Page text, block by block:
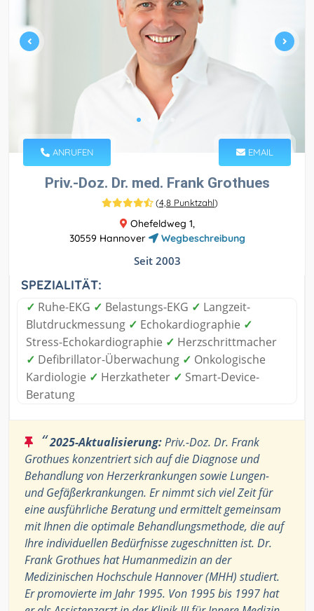
ANRUFEN EMAIL
Priv.-Doz. Dr. med. Frank Grothues
(4,8 Punktzahl)
Ohefeldweg 1,
30559 Hannover
Wegbeschreibung
Seit 2003
SPEZIALITÄT:
✓ Ruhe-EKG ✓ Belastungs-EKG ✓ Langzeit-
Blutdruckmessung ✓ Echokardiographie ✓
Stress-Echokardiographie ✓ Herzschrittmacher
✓ Defibrillator-Überwachung ✓ Onkologische
Kardiologie ✓ Herzkatheter ✓ Smart-Device-
Beratung
“2025-Aktualisierung:Priv.-Doz. Dr. Frank
Grothues konzentriert sich auf die Diagnose und
Behandlung von Herzerkrankungen sowie Lungen-
und Gefäßerkrankungen. Er nimmt sich viel Zeit für
eine ausführliche Beratung und ermittelt gemeinsam
mit Ihnen die optimale Behandlungsmethode, die auf
Ihre individuellen Bedürfnisse zugeschnitten ist. Dr.
Frank Grothues hat Humanmedizin an der
Medizinischen Hochschule Hannover (MHH) studiert.
Er promovierte im Jahr 1995. Von 1995 bis 1997 hat